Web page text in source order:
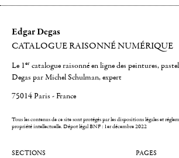
Edgar Degas
CATALOGUE RAISONNÉ NUMÉRIQUE
Le 1er catalogue raisonné en ligne des peintures,
Degas par Michel Schulman, expert
75014 Paris - France
Tous les contenus de ce site sont protégés par les dispositions légales et
propriété intellectuelle.Dépot légal BNF : 1er décembre 2022
SECTIONS PAGES